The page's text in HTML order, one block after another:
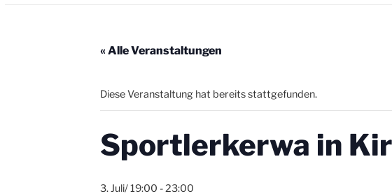
« Alle Veranstaltungen
Diese Veranstaltung hat bereits stattgefunden.
Sportlerkerwa in
3. Juli/ 19:00 -23:00